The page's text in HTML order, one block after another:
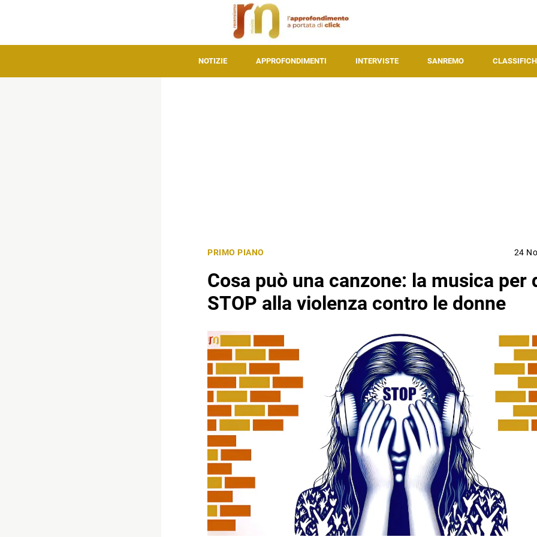
NOTIZIE APPROFONDIMENTI INTERVISTE SANREMO
PRIMO PIANO 24
Cosa può una canzone: la musica per
STOP alla violenza contro le donne